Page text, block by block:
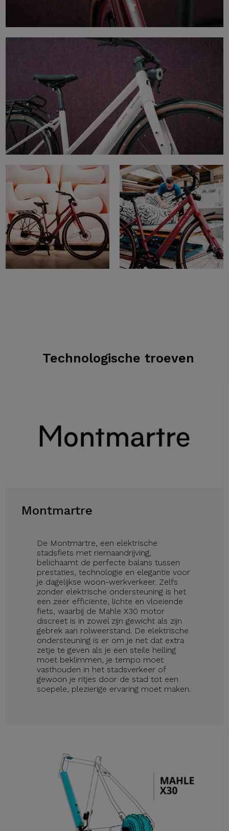
Technologische troeven
Montmartre
De Montmartre, een elektrische
stadsfiets met riemaandrijving,
belichaamt de perfecte balans tussen
prestaties, technologie en elegantie voor
je dagelijkse woon-werkverkeer. Zelfs
zonder elektrische ondersteuning is het
een zeer efficiënte, lichte en vloeiende
fiets, waarbij de Mahle X30 motor
discreet is in zowel zijn gewicht als zijn
gebrek aan rolweerstand. De elektrische
ondersteuning is er om je net dat extra
zetje te geven als je een steile helling
moet beklimmen, je tempo moet
vasthouden in het stadsverkeer of
gewoon je ritjes door de stad tot een
soepele, plezierige ervaring moet maken.